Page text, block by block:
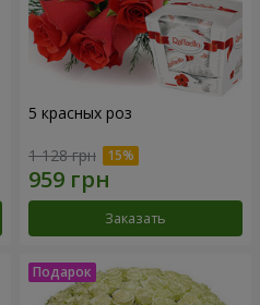
5 красных роз
1 128 грн
Заказать